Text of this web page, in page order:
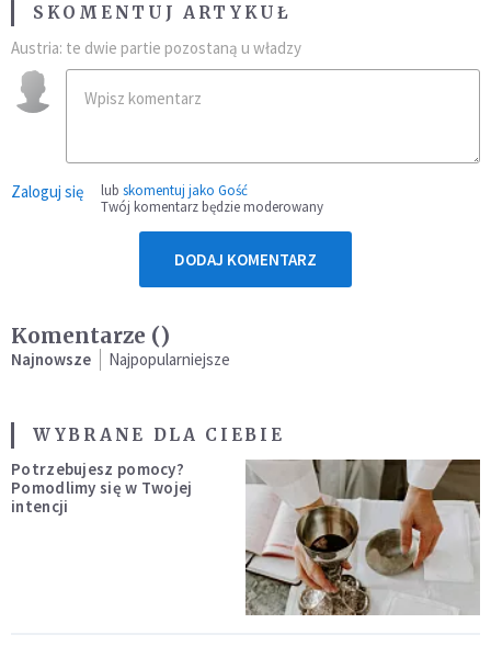
SKOMENTUJ ARTYKUŁ
Austria: te dwie partie pozostaną u władzy
Zaloguj się lub skomentuj jako Gość
Twój komentarz będzie moderowany
DODAJ KOMENTARZ
Komentarze ()
Najnowsze Najpopularniejsze
WYBRANE DLA CIEBIE
Potrzebujesz pomocy?
Pomodlimy się w Twojej
intencji